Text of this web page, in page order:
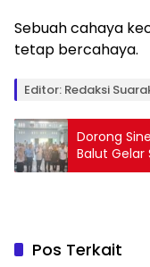
Sebuah cahaya
tetap bercahaya.
Editor: Redaksi
Dorong
Balut Gelar
Pos Terkait